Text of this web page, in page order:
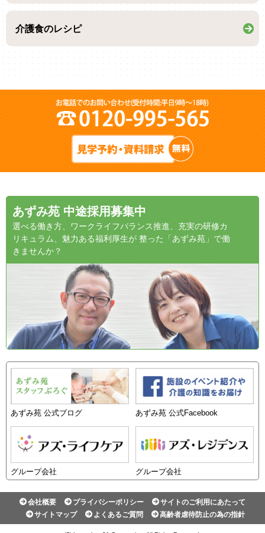
介護食のレシピ
あずみ苑 中途採用募集中
選べる働き方、ワークライフバランス推進、充実の研修カ
リキュラム、魅力ある福利厚生が 整った「あずみ苑」で働
きませんか？
あずみ苑 公式ブログ あずみ苑 公式Facebook
グループ会社 グループ会社
会社概要 プライバシーポリシー
サイトのご利用にあたって
サイトマップ
よくあるご質問 高齢者虐待防止の為の指針